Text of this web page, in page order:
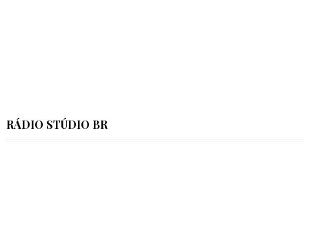
RÁDIO STÚDIO BR